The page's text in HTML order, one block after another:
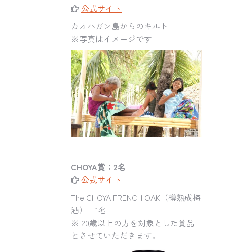
公式サイト
カオハガン島からのキルト
※写真はイメージです
CHOYA賞：2名
公式サイト
The CHOYA FRENCH OAK （樽熟成梅
酒） 1名
※ 20歳以上の方を対象とした賞品
とさせていただきます。